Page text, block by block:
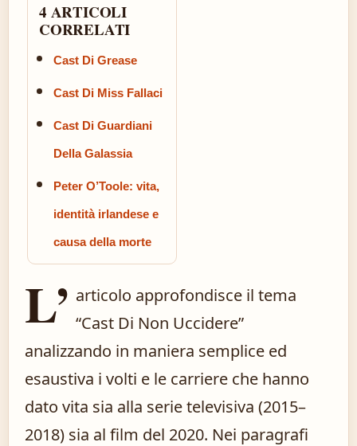
4 ARTICOLI
CORRELATI
Cast Di Grease
Cast Di Miss Fallaci
Cast Di Guardiani
Della Galassia
Peter O’Toole: vita,
identità irlandese e
causa della morte
L’ articolo approfondisce il tema
“Cast Di Non Uccidere”
analizzando in maniera semplice ed
esaustiva i volti e le carriere che hanno
dato vita sia alla serie televisiva (2015–
2018) sia al film del 2020. Nei paragrafi